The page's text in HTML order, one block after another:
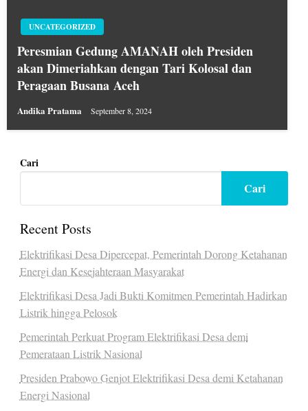
UNCATEGORIZED
Peresmian Gedung AMANAH oleh Presiden
akan Dimeriahkan dengan Tari Kolosal dan
Peragaan Busana Aceh
Andika Pratama September 8, 2024
Cari
Cari
Recent Posts
Elektrifikasi Desa Dipercepat, Pemerintah Dorong Ketahanan
Energi dan Kesejahteraan Masyarakat
Elektrifikasi Desa Jadi Bukti Komitmen Pemerintah Hadirkan
Listrik hingga Pelosok
Pemerintah Perkuat Program Elektrifikasi Desa demi
Pemerataan Listrik Nasional
Presiden Prabowo Genjot Elektrifikasi Desa demi Ketahanan
Energi Nasional